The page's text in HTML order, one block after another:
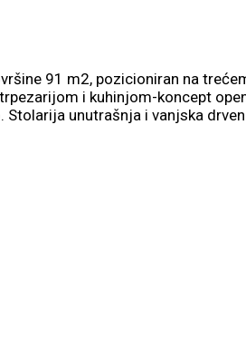
91 m2, pozicioniran na
i kuhinjom-koncept
unutrašnja i vanjska